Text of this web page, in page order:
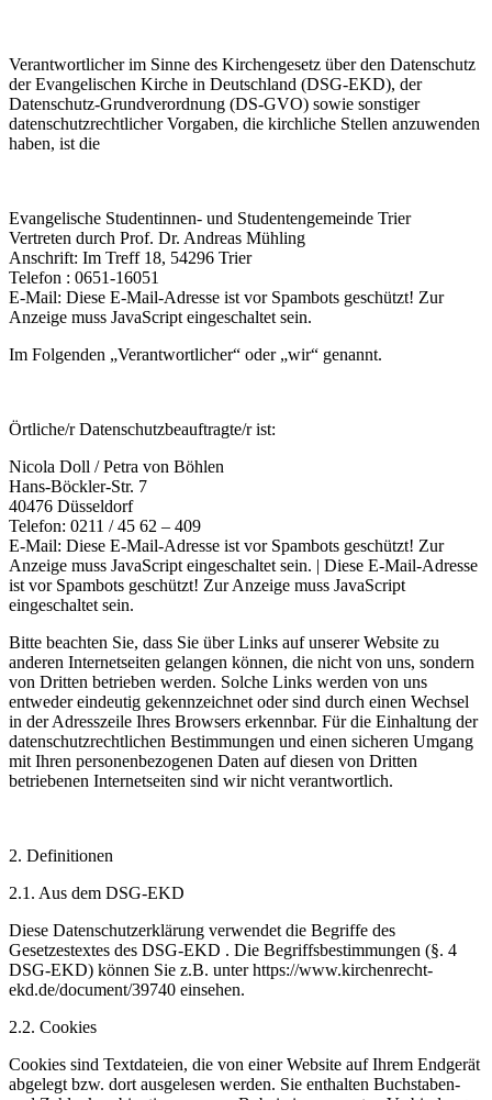
Verantwortlicher im Sinne des Kirchengesetz über den Datenschutz
der Evangelischen Kirche in Deutschland (DSG-EKD), der
Datenschutz-Grundverordnung (DS-GVO) sowie sonstiger
datenschutzrechtlicher Vorgaben, die kirchliche Stellen anzuwenden
haben, ist die
Evangelische Studentinnen- und Studentengemeinde Trier
Vertreten durch Prof. Dr. Andreas Mühling
Anschrift: Im Treff 18, 54296 Trier
Telefon : 0651-16051
E-Mail: Diese E-Mail-Adresse ist vor Spambots geschützt! Zur
Anzeige muss JavaScript eingeschaltet sein.
Im Folgenden „Verantwortlicher“ oder „wir“ genannt.
Örtliche/r Datenschutzbeauftragte/r ist:
Nicola Doll / Petra von Böhlen
Hans-Böckler-Str. 7
40476 Düsseldorf
Telefon: 0211 / 45 62 – 409
E-Mail: Diese E-Mail-Adresse ist vor Spambots geschützt! Zur
Anzeige muss JavaScript eingeschaltet sein. | Diese E-Mail-Adresse
ist vor Spambots geschützt! Zur Anzeige muss JavaScript
eingeschaltet sein.
Bitte beachten Sie, dass Sie über Links auf unserer Website zu
anderen Internetseiten gelangen können, die nicht von uns, sondern
von Dritten betrieben werden. Solche Links werden von uns
entweder eindeutig gekennzeichnet oder sind durch einen Wechsel
in der Adresszeile Ihres Browsers erkennbar. Für die Einhaltung der
datenschutzrechtlichen Bestimmungen und einen sicheren Umgang
mit Ihren personenbezogenen Daten auf diesen von Dritten
betriebenen Internetseiten sind wir nicht verantwortlich.
2. Definitionen
2.1. Aus dem DSG-EKD
Diese Datenschutzerklärung verwendet die Begriffe des
Gesetzestextes des DSG-EKD . Die Begriffsbestimmungen (§. 4
DSG-EKD) können Sie z.B. unter https://www.kirchenrecht-
ekd.de/document/39740 einsehen.
2.2. Cookies
Cookies sind Textdateien, die von einer Website auf Ihrem Endgerät
abgelegt bzw. dort ausgelesen werden. Sie enthalten Buchstaben-